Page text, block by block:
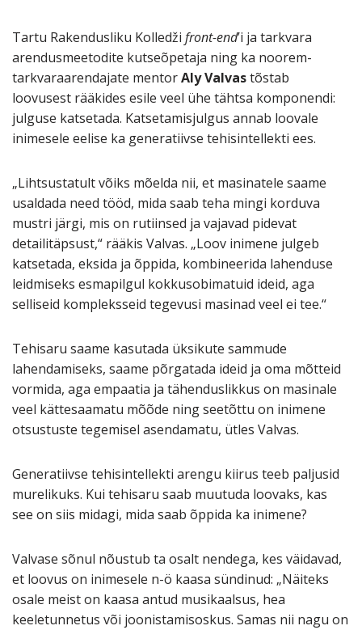
Tartu Rakendusliku Kolledži front-end’i ja tarkvara
arendusmeetodite kutseõpetaja ning ka noorem-
tarkvaraarendajate mentorAly Valvastõstab
loovusest rääkides esile veel ühe tähtsa komponendi:
julguse katsetada. Katsetamisjulgus annab loovale
inimesele eelise ka generatiivse tehisintellekti ees.
„Lihtsustatult võiks mõelda nii, et masinatele saame
usaldada need tööd, mida saab teha mingi korduva
mustri järgi, mis on rutiinsed ja vajavad pidevat
detailitäpsust,“ rääkis Valvas. „Loov inimene julgeb
katsetada, eksida ja õppida, kombineerida lahenduse
leidmiseks esmapilgul kokkusobimatuid ideid, aga
selliseid kompleksseid tegevusi masinad veel ei tee.“
Tehisaru saame kasutada üksikute sammude
lahendamiseks, saame põrgatada ideid ja oma mõtteid
vormida, aga empaatia ja tähenduslikkus on masinale
veel kättesaamatu mõõde ning seetõttu on inimene
otsustuste tegemisel asendamatu, ütles Valvas.
Generatiivse tehisintellekti arengu kiirus teeb paljusid
murelikuks. Kui tehisaru saab muutuda loovaks, kas
see on siis midagi, mida saab õppida ka inimene?
Valvase sõnul nõustub ta osalt nendega, kes väidavad,
et loovus on inimesele n-ö kaasa sündinud: „Näiteks
osale meist on kaasa antud musikaalsus, hea
keeletunnetus või joonistamisoskus. Samas nii nagu on